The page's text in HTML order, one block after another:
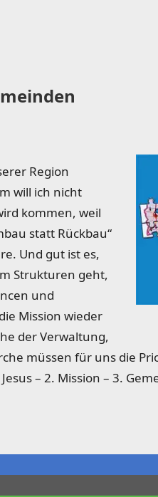
Region
will ich nicht
kommen, weil
statt Rückbau“
Und gut ist es,
Strukturen geht,
und
Mission wieder
der Verwaltung,
müssen für uns die
– 2. Mission – 3.